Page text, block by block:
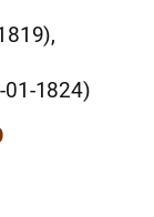
1824)